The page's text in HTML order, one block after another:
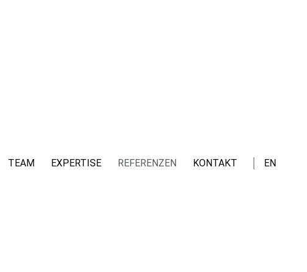
TEAM EXPERTISE REFERENZEN KONTAKT EN